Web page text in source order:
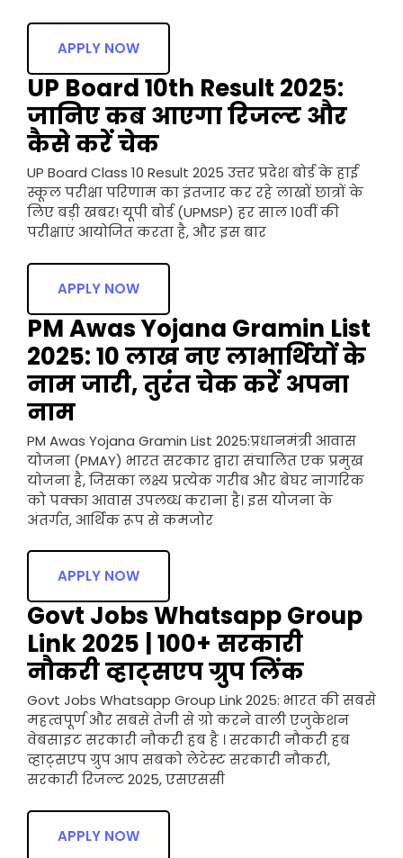
APPLY NOW
UP Board 10th Result 2025:
जानिए कब आएगा रिजल्ट और
कैसे करें चेक
UP Board Class 10 Result 2025 उत्तर प्रदेश बोर्ड के हाई
स्कूल परीक्षा परिणाम का इंतजार कर रहे लाखों छात्रों के
लिए बड़ी खबर! यूपी बोर्ड (UPMSP) हर साल 10वीं की
परीक्षाएं आयोजित करता है, और इस बार
APPLY NOW
PM Awas Yojana Gramin List
2025: 10 लाख नए लाभार्थियों के
नाम जारी, तुरंत चेक करें अपना
नाम
PM Awas Yojana Gramin List 2025:प्रधानमंत्री आवास
योजना (PMAY) भारत सरकार द्वारा संचालित एक प्रमुख
योजना है, जिसका लक्ष्य प्रत्येक गरीब और बेघर नागरिक
को पक्का आवास उपलब्ध कराना है। इस योजना के
अंतर्गत, आर्थिक रूप से कमजोर
APPLY NOW
Govt Jobs Whatsapp Group
Link 2025 | 100+ सरकारी
नौकरी व्हाट्सएप ग्रुप लिंक
Govt Jobs Whatsapp Group Link 2025: भारत की सबसे
महत्वपूर्ण और सबसे तेजी से ग्रो करने वाली एजुकेशन
वेबसाइट सरकारी नौकरी हब है । सरकारी नौकरी हब
व्हाट्सएप ग्रुप आप सबको लेटेस्ट सरकारी नौकरी,
सरकारी रिजल्ट 2025, एसएससी
APPLY NOW